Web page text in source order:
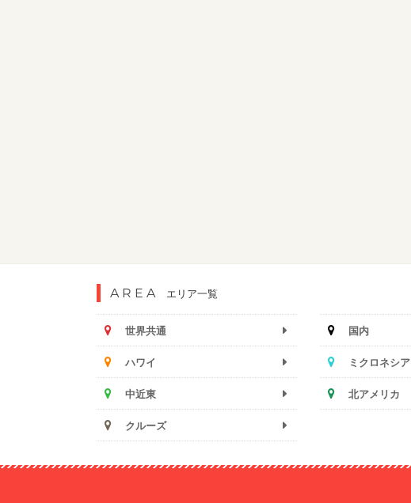
AREA エリア一覧
世界共通 国内
ハワイ ミクロネシア
中近東 北アメリカ
クルーズ